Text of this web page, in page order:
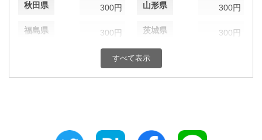
秋田県 300円 山形県 300円
福島県 300円 茨城県 300円
300円 群馬県
埼玉県 千葉県
300円 富山県
すべて表示